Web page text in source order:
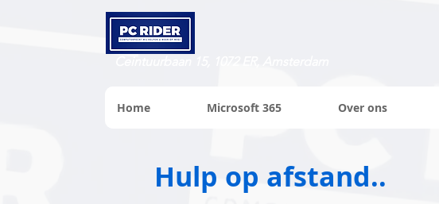
Home Microsoft 365 Over ons
Hulp op afstand..